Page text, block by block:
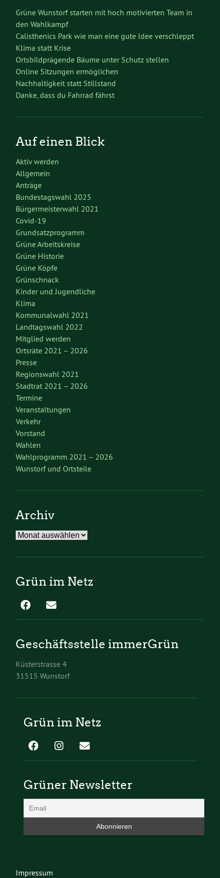
Grüne Wunstorf starten mit hoch motivierten Team in
den Wahlkampf
Calisthenics Park wie man eine gute Idee verschleppt
Klima statt Krise
Ortsbildprägende Bäume unter Schutz stellen
Online Sitzungen ermöglichen
Nachhaltigkeit statt Stillstand
Danke, dass du Fahrrad fährst
Auf einen Blick
Aktiv werden
Allgemein
Anträge
Bundestagswahl 2025
Bürgermeisterwahl 2021
Covid-19
Grundsatzprogramm
Grüne Arbeitskreise
Grüne Historie
Grüne Köpfe
Grünschnack
Kinder und Jugendliche
Klima
Kommunalwahl 2021
Landtagswahl 2022
Mitglied werden
Ortsräte 2021 – 2026
Presse
Regionswahl 2021
Stadtrat 2021 – 2026
Termine
Veranstaltungen
Verkehr
Vorstand
Wahlen
Wahlprogramm 2021 – 2026
Wunstorf und Ortsteile
Archiv
Archiv
Grün im Netz
Geschäftsstelle immerGrün
Küsterstrasse 4
31515 Wunstorf
Grün im Netz
Grüner Newsletter
Impressum